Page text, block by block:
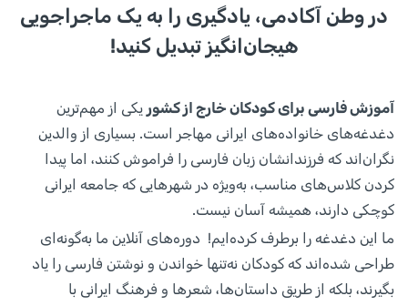
در وطن آکادمی، یادگیری را به یک ماجراجویی
هیجان‌انگیز تبدیل کنید!
آموزش فارسی برای کودکان خارج از کشور یکی از مهم‌ترین
دغدغه‌های خانواده‌های ایرانی مهاجر است. بسیاری از والدین
نگران‌اند که فرزندانشان زبان فارسی را فراموش کنند، اما پیدا
کردن کلاس‌های مناسب، به‌ویژه در شهرهایی که جامعه ایرانی
کوچکی دارند، همیشه آسان نیست.
ما این دغدغه را برطرف کرده‌ایم! دوره‌های آنلاین ما به‌گونه‌ای
طراحی شده‌اند که کودکان نه‌تنها خواندن و نوشتن فارسی را یاد
بگیرند، بلکه از طریق داستان‌ها، شعرها و فرهنگ ایرانی با